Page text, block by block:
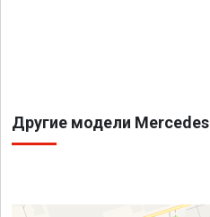
Другие модели Mercedes